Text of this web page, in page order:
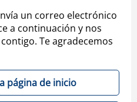
un correo electrónico
a continuación y nos
Te agradecemos
página de inicio